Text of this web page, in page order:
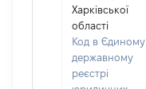
Харківської
області
Код в Єдиному
державному
реєстрі